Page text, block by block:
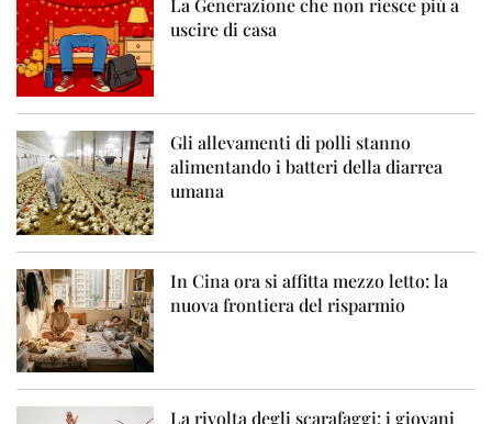
La Generazione che non riesce più a
uscire di casa
Gli allevamenti di polli stanno
alimentando i batteri della diarrea
umana
In Cina ora si affitta mezzo letto: la
nuova frontiera del risparmio
La rivolta degli scarafaggi: i giovani